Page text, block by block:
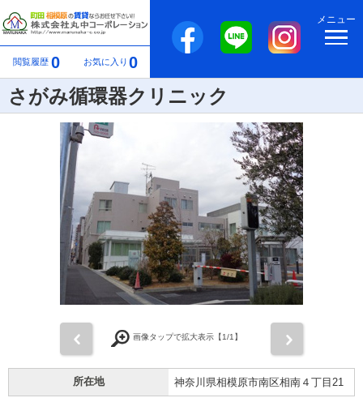
閲覧履歴 0 お気に入り 0
メニュー
さがみ循環器クリニック
画像タップで拡大表示【1/1】
所在地 神奈川県相模原市南区相南４丁目21